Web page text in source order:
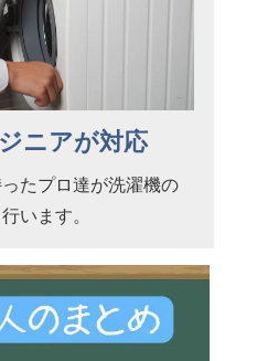
ニアが対応
たプロ達が洗濯機の
います。